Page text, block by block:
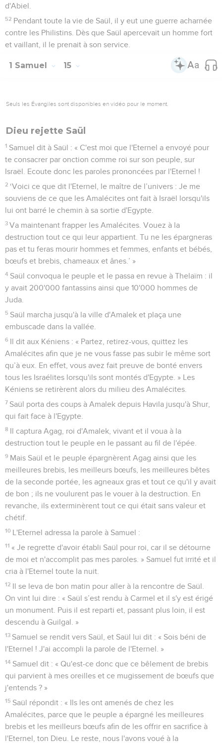
d'Abiel.
52 Pendant toute la vie de Saül, il y eut une guerre acharnée
contre les Philistins. Dès que Saül apercevait un homme fort
et vaillant, il le prenait à son service.
1 Samuel 15
Seuls les Évangiles sont disponibles en vidéo pour le moment.
Dieu rejette Saül
1 Samuel dit à Saül : « C'est moi que l'Eternel a envoyé pour
te consacrer par onction comme roi sur son peuple, sur
Israël. Ecoute donc les paroles prononcées par l'Eternel !
2 ‘Voici ce que dit l'Eternel, le maître de l’univers : Je me
souviens de ce que les Amalécites ont fait à Israël lorsqu'ils
lui ont barré le chemin à sa sortie d'Egypte.
3 Va maintenant frapper les Amalécites. Vouez à la
destruction tout ce qui leur appartient. Tu ne les épargneras
pas et tu feras mourir hommes et femmes, enfants et bébés,
bœufs et brebis, chameaux et ânes.’ »
4 Saül convoqua le peuple et le passa en revue à Thelaïm : il
y avait 200'000 fantassins ainsi que 10'000 hommes de
Juda.
5 Saül marcha jusqu'à la ville d'Amalek et plaça une
embuscade dans la vallée.
6 Il dit aux Kéniens : « Partez, retirez-vous, quittez les
Amalécites afin que je ne vous fasse pas subir le même sort
qu’à eux. En effet, vous avez fait preuve de bonté envers
tous les Israélites lorsqu'ils sont montés d'Egypte. » Les
Kéniens se retirèrent alors du milieu des Amalécites.
7 Saül porta des coups à Amalek depuis Havila jusqu'à Shur,
qui fait face à l'Egypte.
8 Il captura Agag, roi d'Amalek, vivant et il voua à la
destruction tout le peuple en le passant au fil de l'épée.
9 Mais Saül et le peuple épargnèrent Agag ainsi que les
meilleures brebis, les meilleurs bœufs, les meilleures bêtes
de la seconde portée, les agneaux gras et tout ce qu'il y avait
de bon ; ils ne voulurent pas le vouer à la destruction. En
revanche, ils exterminèrent tout ce qui était sans valeur et
chétif.
10 L'Eternel adressa la parole à Samuel :
11 « Je regrette d'avoir établi Saül pour roi, car il se détourne
de moi et n'accomplit pas mes paroles. » Samuel fut irrité et il
cria à l'Eternel toute la nuit.
12 Il se leva de bon matin pour aller à la rencontre de Saül.
On vint lui dire : « Saül s’est rendu à Carmel et il s'y est érigé
un monument. Puis il est reparti et, passant plus loin, il est
descendu à Guilgal. »
13 Samuel se rendit vers Saül, et Saül lui dit : « Sois béni de
l'Eternel ! J'ai accompli la parole de l'Eternel. »
14 Samuel dit : « Qu'est-ce donc que ce bêlement de brebis
qui parvient à mes oreilles et ce mugissement de bœufs que
j'entends ? »
15 Saül répondit : « Ils les ont amenés de chez les
Amalécites, parce que le peuple a épargné les meilleures
brebis et les meilleurs bœufs afin de les offrir en sacrifice à
l'Eternel, ton Dieu. Le reste, nous l'avons voué à la